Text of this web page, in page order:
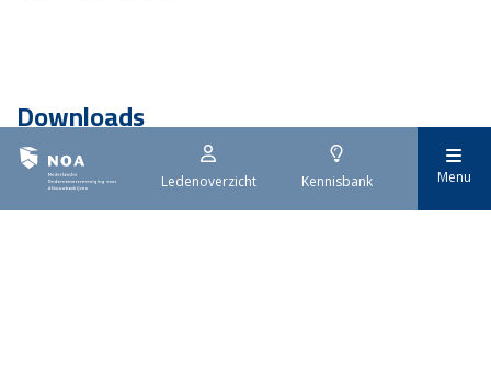
Ledenoverzicht Kennisbank Menu
Downloads
EIB rapport GA en afbouw optimale opleidingsstructuur
11.4.2018.pdf